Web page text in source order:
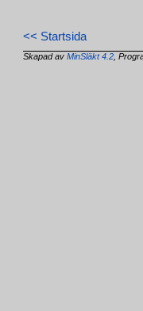
<< Startsida
Skapad avMinSläkt 4.2 ,